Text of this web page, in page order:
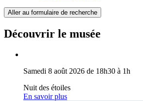
Aller au formulaire de recherche
Découvrir le musée
Samedi 8 août 2026 de 18h30 à 1h
Nuit des étoiles
En savoir plus